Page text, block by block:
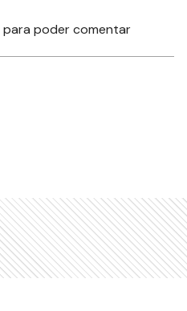
para poder comentar